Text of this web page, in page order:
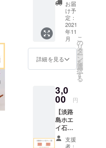
ほんの
りやさ
しいフ
ローラ
ルウッ
ドの香
り。 成
分:オ
エイ、
パーム
油、ヤ
シ油、
コメヌ
カ油、
水酸化
りのホ
エイを
使った
無添加
石けん
です。
お肌に
うれし
い心地
はさっ
ている
のに、
しっと
り感し
た洗い
みつば
ちラッ
プ(864
円相
当)】+
送料620
円 計
2804円
ホエイ
石け
ん 70g
1個
「飲む
点滴」
と言わ
れる栄
お届
け予
定：
2021
年11
月
詳細を見る
こ
の
リ
タ
ー
ン
を
選
択
す
る
3,0
00 円
【淡路
島ホエ
イ石け
ん 2個
(2640円
支援
者：